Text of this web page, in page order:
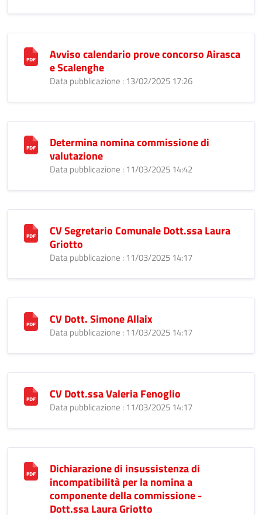
Avviso calendario prove concorso Airasca
e Scalenghe
Data pubblicazione : 13/02/2025 17:26
Determina nomina commissione di
valutazione
Data pubblicazione : 11/03/2025 14:42
CV Segretario Comunale Dott.ssa Laura
Griotto
Data pubblicazione : 11/03/2025 14:17
CV Dott. Simone Allaix
Data pubblicazione : 11/03/2025 14:17
CV Dott.ssa Valeria Fenoglio
Data pubblicazione : 11/03/2025 14:17
Dichiarazione di insussistenza di
incompatibilità per la nomina a
componente della commissione -
Dott.ssa Laura Griotto